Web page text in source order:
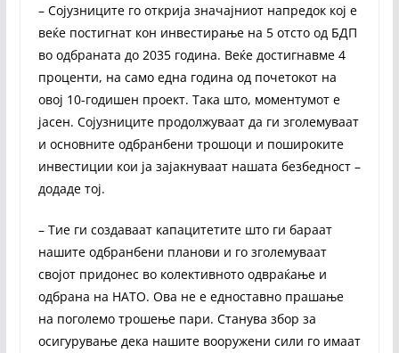
– Сојузниците го открија значајниот напредок кој е
веќе постигнат кон инвестирање на 5 отсто од БДП
во одбраната до 2035 година. Веќе достигнавме 4
проценти, на само една година од почетокот на
овој 10-годишен проект. Така што, моментумот е
јасен. Сојузниците продолжуваат да ги зголемуваат
и основните одбранбени трошоци и пошироките
инвестиции кои ја зајакнуваат нашата безбедност –
додаде тој.
– Тие ги создаваат капацитетите што ги бараат
нашите одбранбени планови и го зголемуваат
својот придонес во колективното одвраќање и
одбрана на НАТО. Ова не е едноставно прашање
на поголемо трошење пари. Станува збор за
осигурување дека нашите вооружени сили го имаат